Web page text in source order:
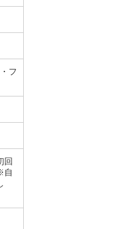
フ
回
自